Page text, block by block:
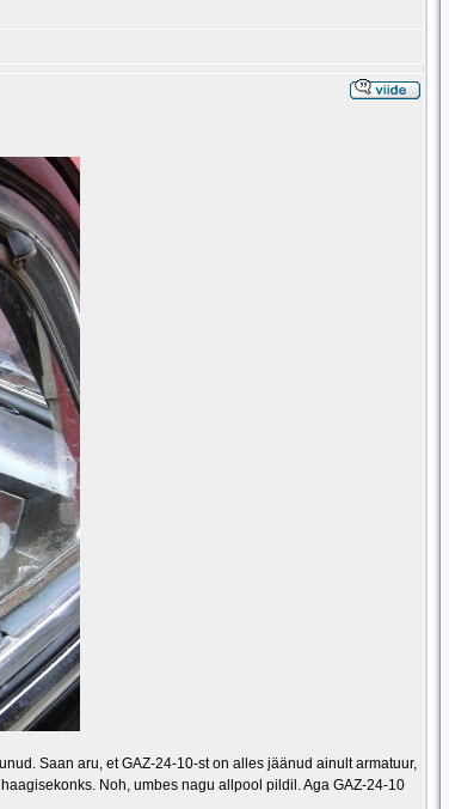
Saan aru, et GAZ-24-10-st on alles jäänud ainult armatuur,
Noh, umbes nagu allpool pildil. Aga GAZ-24-10